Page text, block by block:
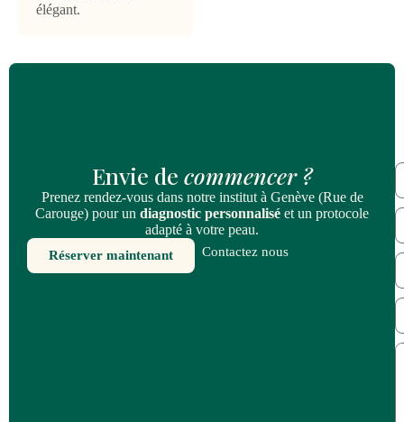
élégant.
Envie de commencer ?
Prenez rendez-vous dans notre institut à Genève (Rue de
Carouge) pour un diagnostic personnalisé et un protocole
adapté à votre peau.
Réserver maintenant Contactez nous